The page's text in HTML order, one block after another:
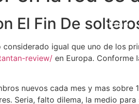
Home
El Fin De
igual que uno de los
review/ en Europa. Conforme
nuevos cada mes y mas
Seri­a, falto dilema, la medio